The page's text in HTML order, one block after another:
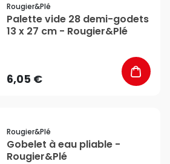
Rougier&plé
Palette vide 28 demi-godets
13 x 27 cm - Rougier&Plé
6,05 €
Rougier&plé
Gobelet à eau pliable -
Rougier&Plé